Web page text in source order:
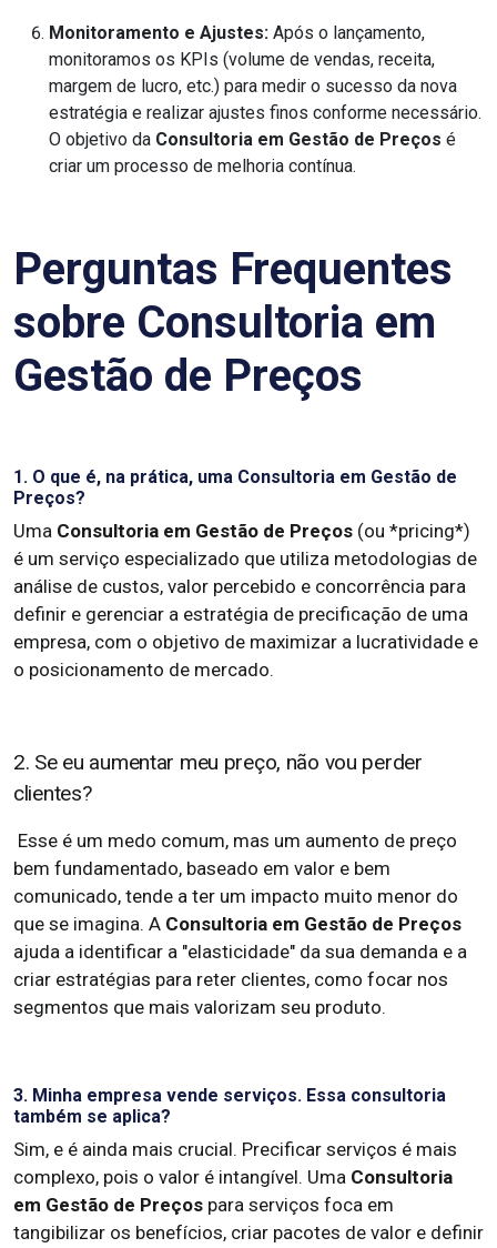
Monitoramento e Ajustes: Após o lançamento,
monitoramos os KPIs (volume de vendas, receita,
margem de lucro, etc.) para medir o sucesso da nova
estratégia e realizar ajustes finos conforme necessário.
O objetivo da Consultoria em Gestão de Preços é
criar um processo de melhoria contínua.
Perguntas Frequentes
sobre Consultoria em
Gestão de Preços
1. O que é, na prática, uma Consultoria em Gestão de
Preços?
Uma Consultoria em Gestão de Preços (ou *pricing*)
é um serviço especializado que utiliza metodologias de
análise de custos, valor percebido e concorrência para
definir e gerenciar a estratégia de precificação de uma
empresa, com o objetivo de maximizar a lucratividade e
o posicionamento de mercado.
2. Se eu aumentar meu preço, não vou perder
clientes?
Esse é um medo comum, mas um aumento de preço
bem fundamentado, baseado em valor e bem
comunicado, tende a ter um impacto muito menor do
que se imagina. A Consultoria em Gestão de Preços
ajuda a identificar a "elasticidade" da sua demanda e a
criar estratégias para reter clientes, como focar nos
segmentos que mais valorizam seu produto.
3. Minha empresa vende serviços. Essa consultoria
também se aplica?
Sim, e é ainda mais crucial. Precificar serviços é mais
complexo, pois o valor é intangível. Uma Consultoria
em Gestão de Preços para serviços foca em
tangibilizar os benefícios, criar pacotes de valor e definir